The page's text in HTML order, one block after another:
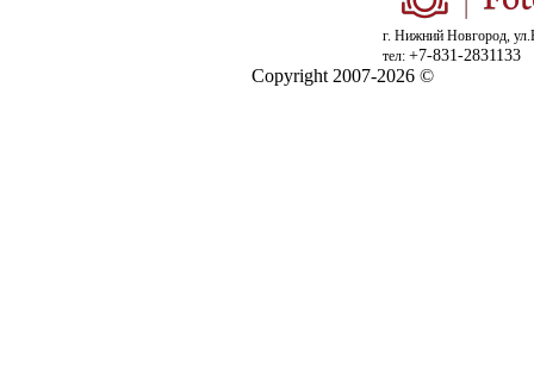
г. Нижний Новгород,
тел: +7-831-2831133
Copyright 2007-2026 ©